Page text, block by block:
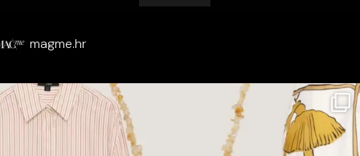
magme.hr